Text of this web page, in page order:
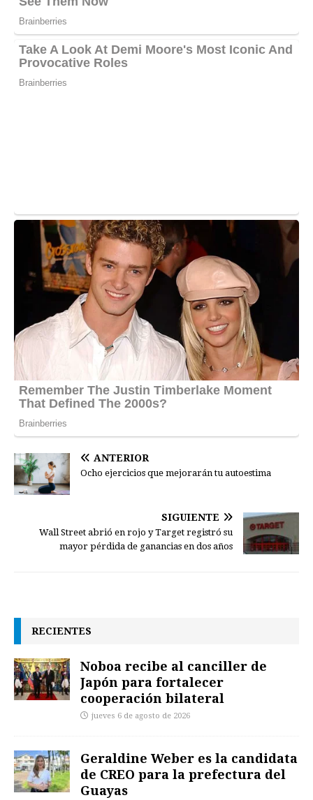
ANTERIOR
Ocho ejercicios que mejorarán tu autoestima
SIGUIENTE
Wall Street abrió en rojo y Target registró su
mayor pérdida de ganancias en dos años
RECIENTES
Noboa recibe al canciller de
Japón para fortalecer
cooperación bilateral
jueves 6 de agosto de 2026
Geraldine Weber es la candidata
de CREO para la prefectura del
Guayas